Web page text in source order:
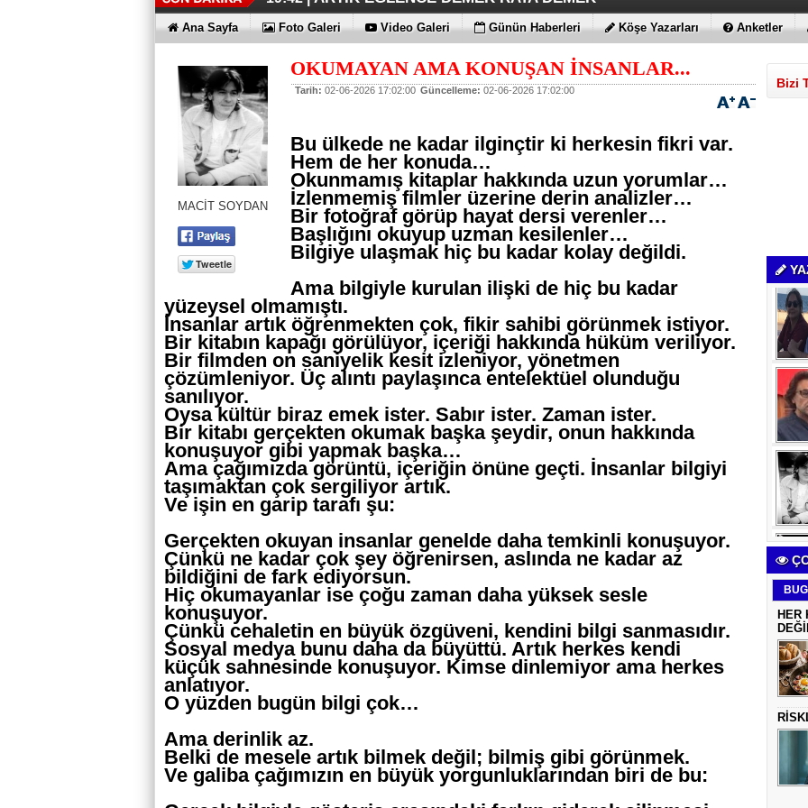
19:38 |İŞTE OYAK ÇİMENTO FARKI
19:36 |HER YÖNÜYLE MAXİMUM
19:30 |ÜÇÜNCÜ KEZ BULUTLARIN FATİHİ İLAN EDİLDİLER
19:27 |HOMEPORT STRATEJİSİ MİLYONLARCA DOLARLIK EKONOMİK
SAĞLIYOR
07:09 |İŞTE O 500
Ana Sayfa Foto Galeri Video Galeri Günün Haberleri Köşe Yazarları Anketler
MACİT SOYDAN
OKUMAYAN AMA KONUŞAN İNSANLAR...
Tarih: 02-06-2026 17:02:00 Güncelleme: 02-06-2026 17:02:00
Bu ülkede ne kadar ilginçtir ki herkesin fikri var.
Hem de her konuda…
Okunmamış kitaplar hakkında uzun yorumlar…
İzlenmemiş filmler üzerine derin analizler…
Bir fotoğraf görüp hayat dersi verenler…
Başlığını okuyup uzman kesilenler…
Bilgiye ulaşmak hiç bu kadar kolay değildi.
Ama bilgiyle kurulan ilişki de hiç bu kadar
yüzeysel olmamıştı.
İnsanlar artık öğrenmekten çok, fikir sahibi görünmek istiyor.
Bir kitabın kapağı görülüyor, içeriği hakkında hüküm veriliyor.
Bir filmden on saniyelik kesit izleniyor, yönetmen
çözümleniyor. Üç alıntı paylaşınca entelektüel olunduğu
sanılıyor.
Oysa kültür biraz emek ister. Sabır ister. Zaman ister.
Bir kitabı gerçekten okumak başka şeydir, onun hakkında
konuşuyor gibi yapmak başka…
Ama çağımızda görüntü, içeriğin önüne geçti. İnsanlar bilgiyi
taşımaktan çok sergiliyor artık.
Ve işin en garip tarafı şu:
Gerçekten okuyan insanlar genelde daha temkinli konuşuyor.
Çünkü ne kadar çok şey öğrenirsen, aslında ne kadar az
bildiğini de fark ediyorsun.
Hiç okumayanlar ise çoğu zaman daha yüksek sesle
konuşuyor.
Çünkü cehaletin en büyük özgüveni, kendini bilgi sanmasıdır.
Sosyal medya bunu daha da büyüttü. Artık herkes kendi
küçük sahnesinde konuşuyor. Kimse dinlemiyor ama herkes
anlatıyor.
O yüzden bugün bilgi çok…
Ama derinlik az.
Belki de mesele artık bilmek değil; bilmiş gibi görünmek.
Ve galiba çağımızın en büyük yorgunluklarından biri de bu:
Bizi
HER